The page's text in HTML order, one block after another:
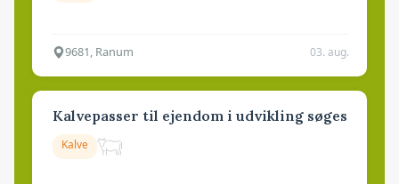
9681, Ranum 03. aug.
Kalvepasser til ejendom i udvikling søges
Kalve